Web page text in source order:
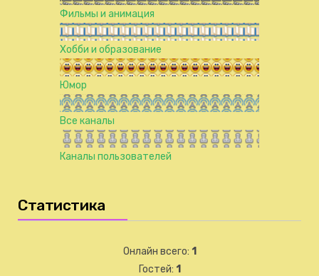
Фильмы и анимация
Хобби и образование
Юмор
Все каналы
Каналы пользователей
Статистика
Онлайн всего: 1
Гостей: 1